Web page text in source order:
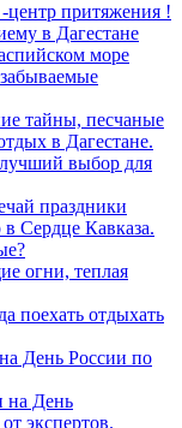
притяжения !
в Дагестане
море
тайны, песчаные
в Дагестане.
выбор для
праздники
Сердце Кавказа.
огни, теплая
поехать отдыхать
День России по
на День
экспертов.